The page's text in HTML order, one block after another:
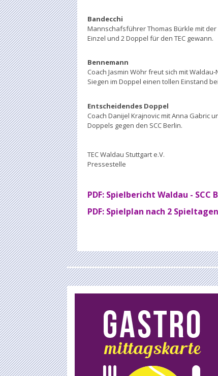
Bandecchi
Mannschafsführer Thomas Bürkle mit
Einzel und 2 Doppel für den TEC gewann.
Bennemann
Coach Jasmin Wöhr freut sich mit
Siegen im Doppel einen tollen Einstand
Entscheidendes Doppel
Coach Danijel Krajnovic mit Anna Gabric
Doppels gegen den SCC Berlin.
TEC Waldau Stuttgart e.V.
Pressestelle
PDF: Spielbericht Waldau - SCC
PDF: Spielplan nach 2 Spieltagen